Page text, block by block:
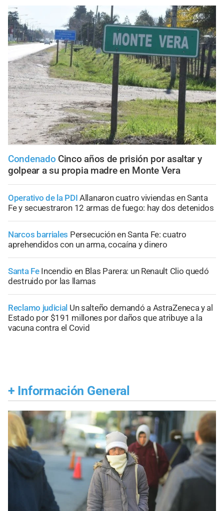
Condenado Cinco años de prisión por asaltar y
golpear a su propia madre en Monte Vera
Operativo de la PDI Allanaron cuatro viviendas en Santa
Fe y secuestraron 12 armas de fuego: hay dos detenidos
Narcos barriales Persecución en Santa Fe: cuatro
aprehendidos con un arma, cocaína y dinero
Santa Fe Incendio en Blas Parera: un Renault Clio quedó
destruido por las llamas
Reclamo judicial Un salteño demandó a AstraZeneca y al
Estado por $191 millones por daños que atribuye a la
vacuna contra el Covid
+ Información General